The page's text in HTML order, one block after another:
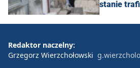
stanie
Redaktor naczelny:
Grzegorz Wierzchołowski